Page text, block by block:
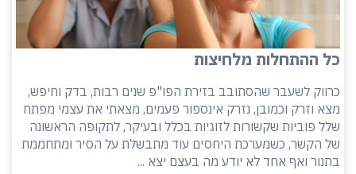
כל ההתחלות מלחיצות
כרווק לשעבר שהסתובב בזירת הפו"פ שנים רבות, בדק וחיפש,
מצא וזרק וכמובן, נזרק אינספור פעמים, מצאתי את עצמי מפתח
שלל פוביות שקשורות לזוגיות בכלל ובעיקר, לתקופה הראשונה
של הקשר, כשמערכת היחסים עוד מתבשלת על הסיר ומתחממת
בתנור ואף אחד לא יודע מה בעצם יצא ...